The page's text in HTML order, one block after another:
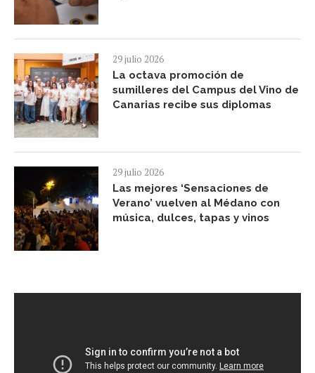
29 julio 2026
La octava promoción de
sumilleres del Campus del Vino de
Canarias recibe sus diplomas
29 julio 2026
Las mejores ‘Sensaciones de
Verano’ vuelven al Médano con
música, dulces, tapas y vinos